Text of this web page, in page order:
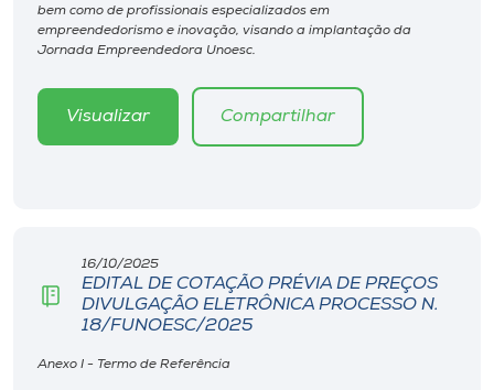
bem como de profissionais especializados em
empreendedorismo e inovação, visando a implantação da
Jornada Empreendedora Unoesc.
Visualizar Compartilhar
16/10/2025
EDITAL DE COTAÇÃO PRÉVIA DE PREÇOS
DIVULGAÇÃO ELETRÔNICA PROCESSO N.
18/FUNOESC/2025
Anexo I - Termo de Referência